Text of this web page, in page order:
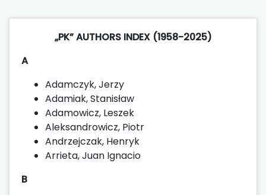
„PK” AUTHORS INDEX (1958-2025)
A
Adamczyk, Jerzy
Adamiak, Stanisław
Adamowicz, Leszek
Aleksandrowicz, Piotr
Andrzejczak, Henryk
Arrieta, Juan Ignacio
B